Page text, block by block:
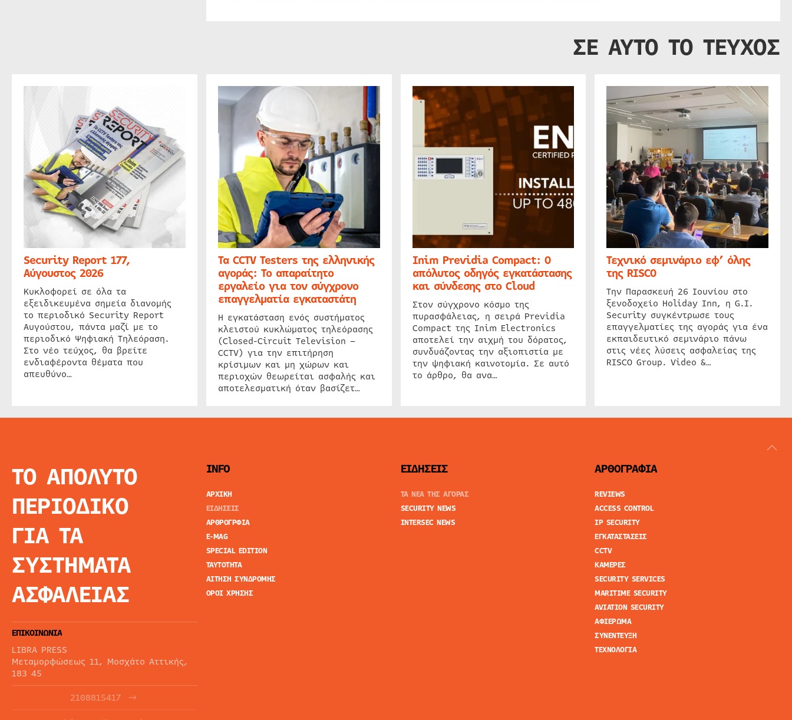
ΣΕ ΑΥΤΟ ΤΟ ΤΕΥΧΟΣ
Security Report 177,
Αύγουστος 2026
Κυκλοφορεί σε όλα τα
εξειδικευμένα σημεία διανομής
το περιοδικό Security Report
Αυγούστου, πάντα μαζί με το
περιοδικό Ψηφιακή Τηλεόραση.
Στο νέο τεύχος, θα βρείτε
ενδιαφέροντα θέματα που
απευθύνο…
Τα CCTV Testers της ελληνικής
αγοράς: Το απαραίτητο
εργαλείο για τον σύγχρονο
επαγγελματία εγκαταστάτη
Η εγκατάσταση ενός συστήματος
κλειστού κυκλώματος τηλεόρασης
(Closed-Circuit Television –
CCTV) για την επιτήρηση
κρίσιμων και μη χώρων και
περιοχών θεωρείται ασφαλής και
αποτελεσματική όταν βασίζετ…
Inim Previdia Compact: Ο
απόλυτος οδηγός εγκατάστασης
και σύνδεσης στο Cloud
Στον σύγχρονο κόσμο της
πυρασφάλειας, η σειρά Previdia
Compact της Inim Electronics
αποτελεί την αιχμή του δόρατος,
συνδυάζοντας την αξιοπιστία με
την ψηφιακή καινοτομία. Σε αυτό
το άρθρο, θα ανα…
Τεχνικό σεμινάριο εφ’ όλης
της RISCO
Την Παρασκευή 26 Ιουνίου στο
ξενοδοχείο Holiday Inn, η G.I.
Security συγκέντρωσε τους
επαγγελματίες της αγοράς για ένα
εκπαιδευτικό σεμινάριο πάνω
στις νέες λύσεις ασφαλείας της
RISCO Group. Video &…
ΤΟ ΑΠΟΛΥΤΟ
ΠΕΡΙΟΔΙΚΟ
ΓΙΑ ΤΑ
ΣΥΣΤΗΜΑΤΑ
ΑΣΦΑΛΕΙΑΣ
ΕΠΙΚΟΙΝΩΝΙΑ
LIBRA PRESS
Μεταμορφώσεως 11, Μοσχάτο Αττικής,
183 45
2108815417
INFO
ΑΡΧΙΚΗ
ΕΙΔΗΣΕΙΣ
ΑΡΘΡΟΓΡΦΙΑ
E-MAG
SPECIAL EDITION
ΤΑΥΤΟΤΗΤΑ
ΑΙΤΗΣΗ ΣΥΝΔΡΟΜΗΣ
ΟΡΟΙ ΧΡΗΣΗΣ
ΕΙΔΗΣΕΙΣ
ΤΑ ΝΕΑ ΤΗΣ ΑΓΟΡΑΣ
SECURITY NEWS
INTERSEC NEWS
ΑΡΘΟΓΡΑΦΙΑ
REVIEWS
ACCESS CONTROL
IP SECURITY
ΕΓΚΑΤΑΣΤΑΣΕΙΣ
CCTV
ΚΑΜΕΡΕΣ
SECURITY SERVICES
MARITIME SECURITY
AVIATION SECURITY
ΑΦΙΕΡΩΜΑ
ΣΥΝΕΝΤΕΥΞΗ
ΤΕΧΝΟΛΟΓΙΑ